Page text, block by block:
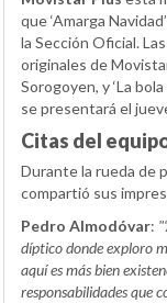
que ‘Amarga
la Sección Oficial.
originales de
Sorogoyen, y ‘La
se presentará el
Citas del
Durante la rueda de
compartió sus
Pedro Almodóvar:
díptico donde exploro
aquí es más bien
responsabilidades que